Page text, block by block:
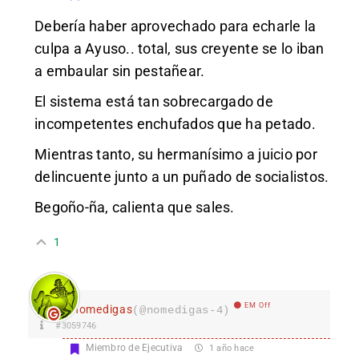
Debería haber aprovechado para echarle la
culpa a Ayuso.. total, sus creyente se lo iban
a embaular sin pestañear.
El sistema está tan sobrecargado de
incompetentes enchufados que ha petado.
Mientras tanto, su hermanísimo a juicio por
delincuente junto a un puñado de socialistos.
Begoño-ña, calienta que sales.
1
nomedigas(@nomedigas-4) EM Off
#3059746
Miembro de Ejecutiva 1 año hace